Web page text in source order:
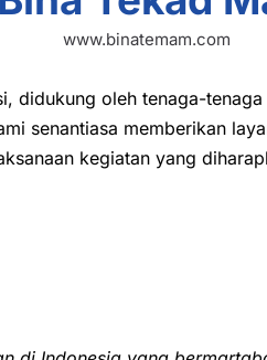
www.binatemam.com
didukung oleh tenaga-
senantiasa memberikan
kegiatan yang